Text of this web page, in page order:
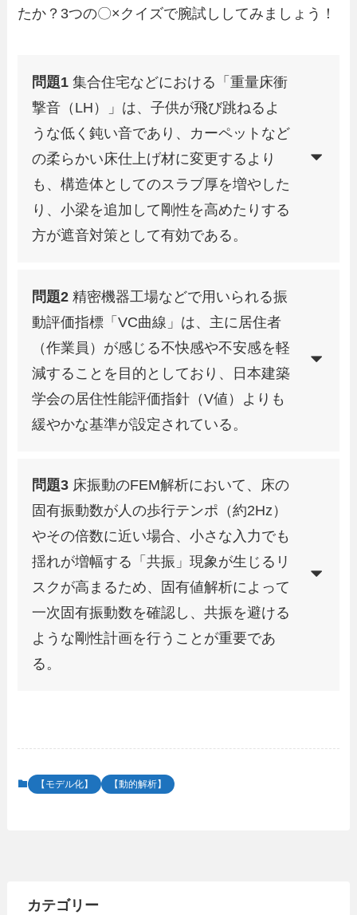
たか？3つの〇×クイズで腕試ししてみましょう！
問題1 集合住宅などにおける「重量床衝
撃音（LH）」は、子供が飛び跳ねるよ
うな低く鈍い音であり、カーペットなど
の柔らかい床仕上げ材に変更するより
も、構造体としてのスラブ厚を増やした
り、小梁を追加して剛性を高めたりする
方が遮音対策として有効である。
問題2 精密機器工場などで用いられる振
動評価指標「VC曲線」は、主に居住者
（作業員）が感じる不快感や不安感を軽
減することを目的としており、日本建築
学会の居住性能評価指針（V値）よりも
緩やかな基準が設定されている。
問題3 床振動のFEM解析において、床の
固有振動数が人の歩行テンポ（約2Hz）
やその倍数に近い場合、小さな入力でも
揺れが増幅する「共振」現象が生じるリ
スクが高まるため、固有値解析によって
一次固有振動数を確認し、共振を避ける
ような剛性計画を行うことが重要であ
る。
【モデル化】 【動的解析】
カテゴリー